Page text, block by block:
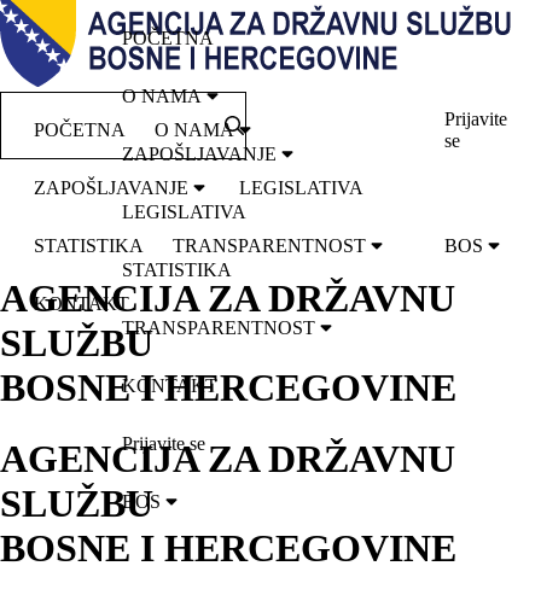
POČETNA O NAMA
ZAPOŠLJAVANJE LEGISLATIVA
STATISTIKA TRANSPARENTNOST
KONTAKT
Prijavite
se
BOS
AGENCIJA ZA DRŽAVNU
SLUŽBU
BOSNE I HERCEGOVINE
AGENCIJA ZA DRŽAVNU
SLUŽBU
BOSNE I HERCEGOVINE
POČETNA
O NAMA
ZAPOŠLJAVANJE
LEGISLATIVA
STATISTIKA
TRANSPARENTNOST
KONTAKT
Prijavite se
BOS